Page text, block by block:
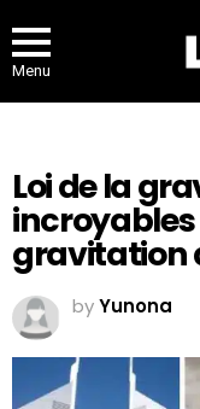
Menu
Loi de la
gravitation
byYunona